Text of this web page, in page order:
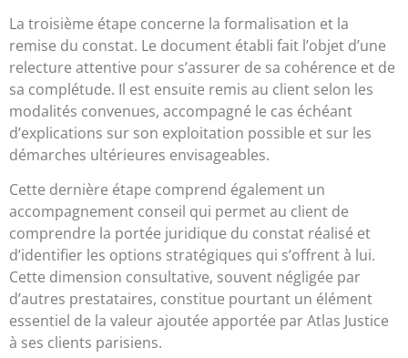
La troisième étape concerne la formalisation et la
remise du constat. Le document établi fait l’objet d’une
relecture attentive pour s’assurer de sa cohérence et de
sa complétude. Il est ensuite remis au client selon les
modalités convenues, accompagné le cas échéant
d’explications sur son exploitation possible et sur les
démarches ultérieures envisageables.
Cette dernière étape comprend également un
accompagnement conseil qui permet au client de
comprendre la portée juridique du constat réalisé et
d’identifier les options stratégiques qui s’offrent à lui.
Cette dimension consultative, souvent négligée par
d’autres prestataires, constitue pourtant un élément
essentiel de la valeur ajoutée apportée par Atlas Justice
à ses clients parisiens.